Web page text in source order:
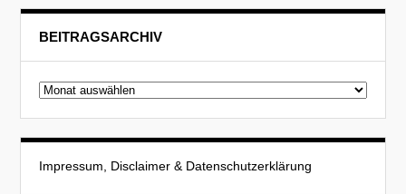
BEITRAGSARCHIV
Beitragsarchiv
Impressum, Disclaimer & Datenschutzerklärung